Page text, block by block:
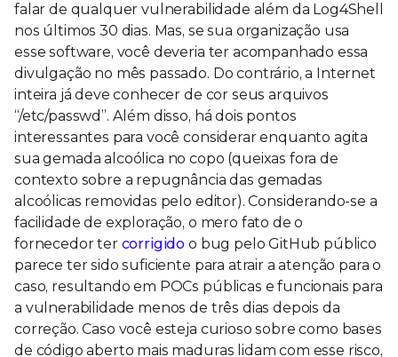
falar de qualquer vulnerabilidade além da Log4Shell
nos últimos 30 dias. Mas, se sua organização usa
esse software, você deveria ter acompanhado essa
divulgação no mês passado. Do contrário, a Internet
inteira já deve conhecer de cor seus arquivos
“/etc/passwd”. Além disso, há dois pontos
interessantes para você considerar enquanto agita
sua gemada alcoólica no copo (queixas fora de
contexto sobre a repugnância das gemadas
alcoólicas removidas pelo editor). Considerando-se a
facilidade de exploração, o mero fato de o
fornecedor ter corrigido o bug pelo GitHub público
parece ter sido suficiente para atrair a atenção para o
caso, resultando em POCs públicas e funcionais para
a vulnerabilidade menos de três dias depois da
correção. Caso você esteja curioso sobre como bases
de código aberto mais maduras lidam com esse risco,